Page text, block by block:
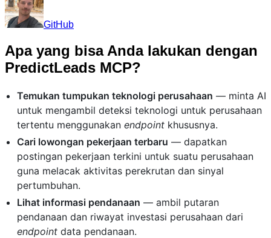
GitHub
Apa yang bisa Anda lakukan dengan
PredictLeads MCP?
Temukan tumpukan teknologi perusahaan — minta AI
untuk mengambil deteksi teknologi untuk perusahaan
tertentu menggunakan endpoint khususnya.
Cari lowongan pekerjaan terbaru — dapatkan
postingan pekerjaan terkini untuk suatu perusahaan
guna melacak aktivitas perekrutan dan sinyal
pertumbuhan.
Lihat informasi pendanaan — ambil putaran
pendanaan dan riwayat investasi perusahaan dari
endpoint data pendanaan.